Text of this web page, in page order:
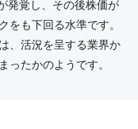
発覚し、その後株価が
をも下回る水準です。
、活況を呈する業界か
ったかのようです。